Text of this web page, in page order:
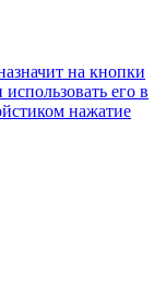
на кнопки
его в
нажатие